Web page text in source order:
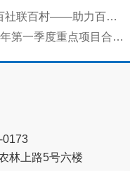
下一篇：广东省民政厅关于印发《“百社联百村——助力百千万工程”专项行动 实施方案（2023—2027年）》...
上一篇：广州举行“百千万工程”2024年第一季度重点项目合作签约仪式
0173
林上路5号六楼